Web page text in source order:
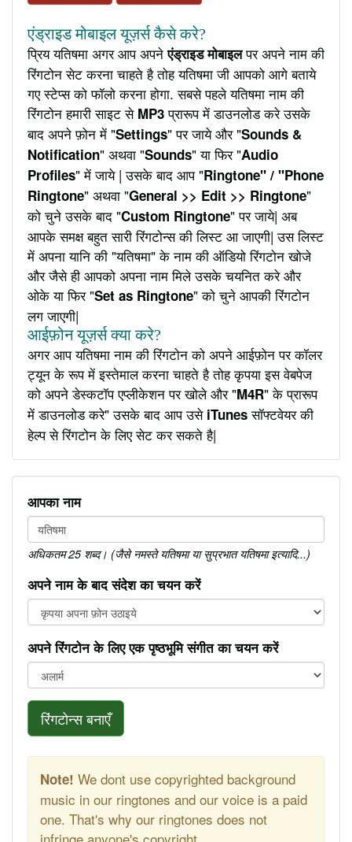
एंड्राइड मोबाइल यूज़र्स कैसे करे?
प्रिय यतिषमा अगर आप अपनेएंड्राइड मोबाइलपर अपने नाम की
रिंगटोन सेट करना चाहते है तोह यतिषमा जी आपको आगे बताये
गए स्टेप्स को फॉलो करना होगा. सबसे पहले यतिषमा नाम की
रिंगटोन हमारी साइट से MP3प्रारूप में डाउनलोड करे उसके
बाद अपने फ़ोन में "Settings" पर जाये और "Sounds &
Notification" अथवा "Sounds" या फिर "Audio
Profiles" में जाये | उसके बाद आप "Ringtone" / "Phone
Ringtone" अथवा "General >> Edit >> Ringtone"
को चुने उसके बाद "Custom Ringtone" पर जाये| अब
आपके समक्ष बहुत सारी रिंगटोन्स की लिस्ट आ जाएगी| उस लिस्ट
में अपना यानि की "यतिषमा" के नाम की ऑडियो रिंगटोन खोजे
और जैसे ही आपको अपना नाम मिले उसके चयनित करे और
ओके या फिर "Set as Ringtone" को चुने आपकी रिंगटोन
लग जाएगी|
आईफ़ोन यूज़र्स क्या करे?
अगर आप यतिषमा नाम की रिंगटोन को अपने आईफ़ोन पर कॉलर
ट्यून के रूप में इस्तेमाल करना चाहते है तोह कृपया इस वेबपेज
को अपने डेस्कटॉप एप्लीकेशन पर खोले और "M4R" के प्रारूप
में डाउनलोड करे" उसके बाद आप उसे iTunesसॉफ्टवेयर की
हेल्प से रिंगटोन के लिए सेट कर सकते है|
आपका नाम
अधिकतम 25 शब्द। (जैसे नमस्ते यतिषमा या सुप्रभात यतिषमा इत्यादि...)
अपने नाम के बाद संदेश का चयन करें
अपने रिंगटोन के लिए एक पृष्ठभूमि संगीत का चयन करें
रिंगटोन्स बनाएँ
Note! We dont use copyrighted background
music in our ringtones and our voice is a paid
one. That's why our ringtones does not
infringe anyone's copyright.